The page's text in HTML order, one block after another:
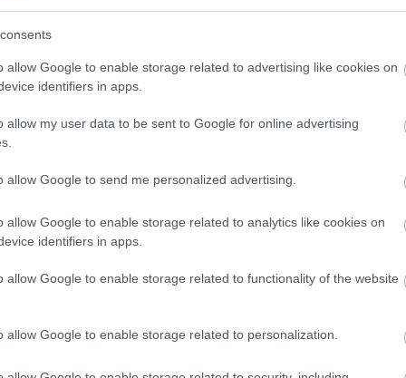
allow Google to enable storage related to advertising like cookies on
identifiers in apps.
allow my user data to be sent to Google for online advertising
allow Google to send me personalized advertising.
allow Google to enable storage related to analytics like cookies on
identifiers in apps.
allow Google to enable storage related to functionality of the website
allow Google to enable storage related to personalization.
ameddig vagyunk; ne veszítsük
egy vidékre adott darab a
évünk hátra. Én nem akarok úgy
hagyjak itt magam után. Jusson
meg: a Bokorok marakodnak,
el egymást.